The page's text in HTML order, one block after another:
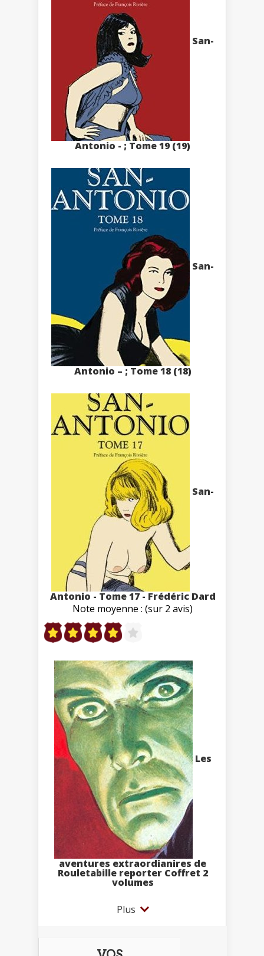
San-
Antonio - ; Tome 19 (19)
San-
Antonio – ; Tome 18 (18)
San-
Antonio - Tome 17 - Frédéric Dard
Note moyenne : (sur 2 avis)
Les
aventures extraordianires de
Rouletabille reporter Coffret 2
volumes
Plus